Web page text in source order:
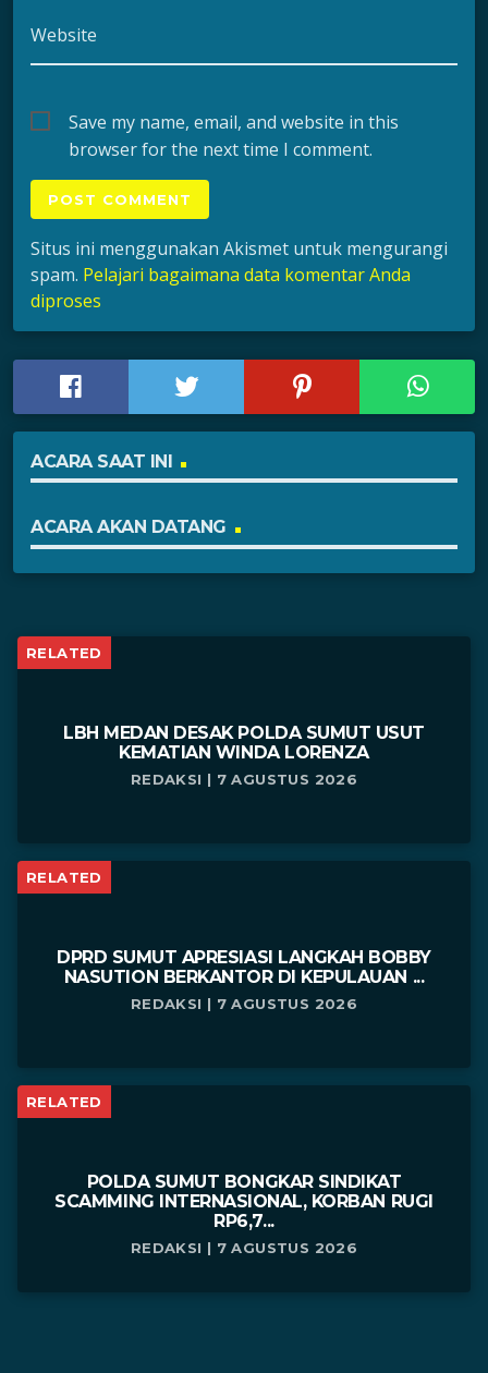
Website
Save my name, email, and website in this
browser for the next time I comment.
Situs ini menggunakan Akismet untuk mengurangi
spam. Pelajari bagaimana data komentar Anda
diproses
ACARA SAAT INI
ACARA AKAN DATANG
RELATED
LBH MEDAN DESAK POLDA SUMUT USUT
KEMATIAN WINDA LORENZA
REDAKSI | 7 AGUSTUS 2026
RELATED
DPRD SUMUT APRESIASI LANGKAH BOBBY
NASUTION BERKANTOR DI KEPULAUAN ...
REDAKSI | 7 AGUSTUS 2026
RELATED
POLDA SUMUT BONGKAR SINDIKAT
SCAMMING INTERNASIONAL, KORBAN RUGI
RP6,7...
REDAKSI | 7 AGUSTUS 2026